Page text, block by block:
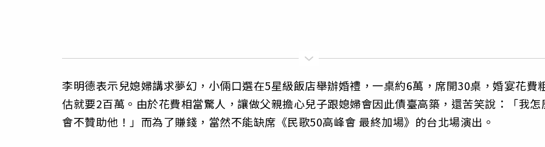
李明德表示兒媳婦講求夢幻，小倆口選在5星級飯店舉辦婚禮，一桌約6萬，席開30桌，婚宴花費
估就要2百萬。由於花費相當驚人，讓做父親擔心兒子跟媳婦會因此債臺高築，還苦笑說：「我怎
會不贊助他！」而為了賺錢，當然不能缺席《民歌50高峰會 最終加場》的台北場演出。